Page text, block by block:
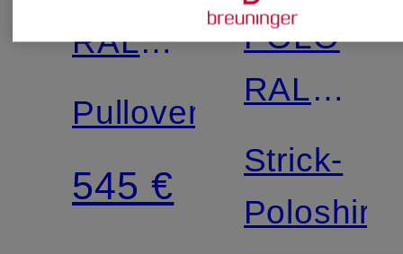
RALPH
LAUREN
Pullover
545 €
POLO
RALPH
LAUREN
Strick-
Poloshirt